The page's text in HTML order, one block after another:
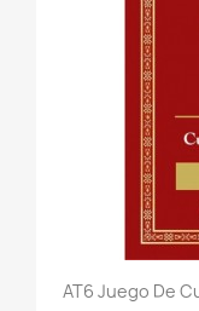
AT6 Juego De